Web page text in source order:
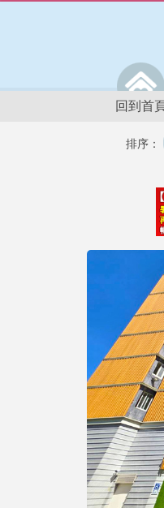
回到首
排序：